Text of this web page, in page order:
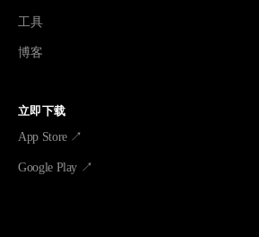
工具
博客
立即下载
App Store ↗
Google Play ↗